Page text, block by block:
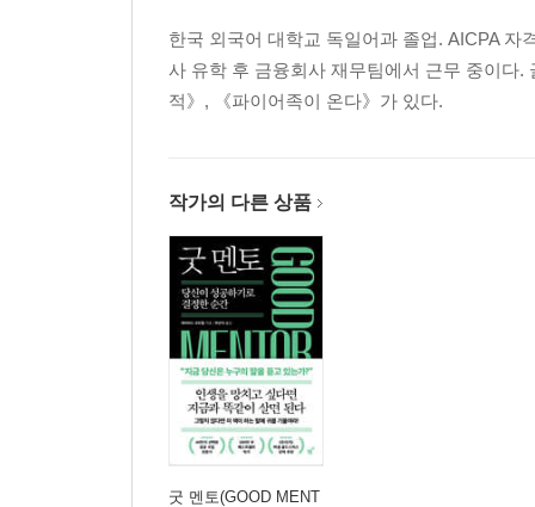
한국 외국어 대학교 독일어과 졸업. AICPA
사 유학 후 금융회사 재무팀에서 근무 중이다
적》, 《파이어족이 온다》가 있다.
작가의 다른 상품
굿 멘토(GOOD MENT